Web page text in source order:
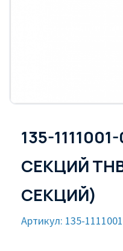
135-
СЕКЦИЙ
СЕКЦИЙ)
Артикул: 135-